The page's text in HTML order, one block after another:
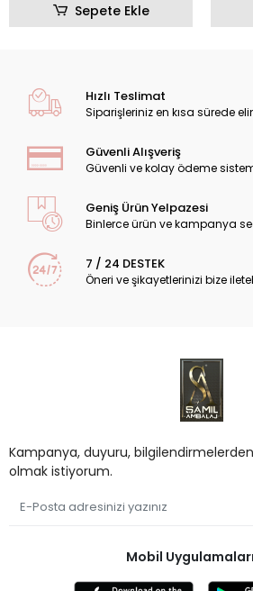
Sepete Ekle
Hızlı Teslimat
Siparişleriniz en kısa sürede
Güvenli Alışveriş
Güvenli ve kolay ödeme
Geniş Ürün Yelpazesi
Binlerce ürün ve kampanya
7 / 24 DESTEK
Öneri ve şikayetlerinizi bize
Kampanya, duyuru,
olmak istiyorum.
Mobil